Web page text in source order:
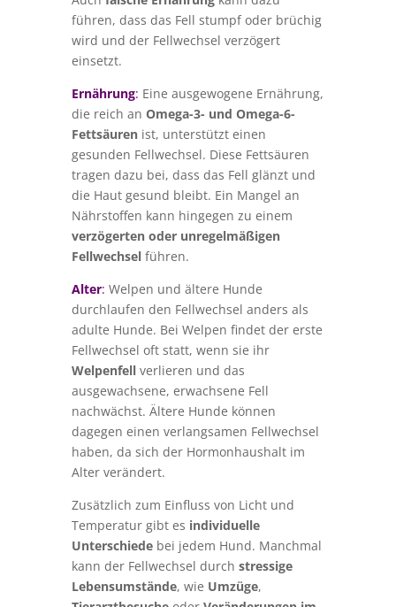
führen, dass das Fell stumpf oder brüchig
wird und der Fellwechsel verzögert
einsetzt.
Ernährung: Eine ausgewogene Ernährung,
die reich an Omega-3- und Omega-6-
Fettsäurenist, unterstützt einen
gesunden Fellwechsel. Diese Fettsäuren
tragen dazu bei, dass das Fell glänzt und
die Haut gesund bleibt. Ein Mangel an
Nährstoffen kann hingegen zu einem
verzögerten oder unregelmäßigen
Fellwechselführen.
Alter: Welpen und ältere Hunde
durchlaufen den Fellwechsel anders als
adulte Hunde. Bei Welpen findet der erste
Fellwechsel oft statt, wenn sie ihr
Welpenfellverlieren und das
ausgewachsene, erwachsene Fell
nachwächst. Ältere Hunde können
dagegen einen verlangsamen Fellwechsel
haben, da sich der Hormonhaushalt im
Alter verändert.
Zusätzlich zum Einfluss von Licht und
Temperatur gibt es individuelle
Unterschiedebei jedem Hund. Manchmal
kann der Fellwechsel durch stressige
Lebensumstände, wie Umzüge,